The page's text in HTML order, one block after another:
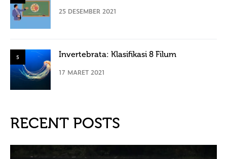
25 DESEMBER 2021
5 Invertebrata: Klasifikasi 8 Filum
17 MARET 2021
RECENT POSTS